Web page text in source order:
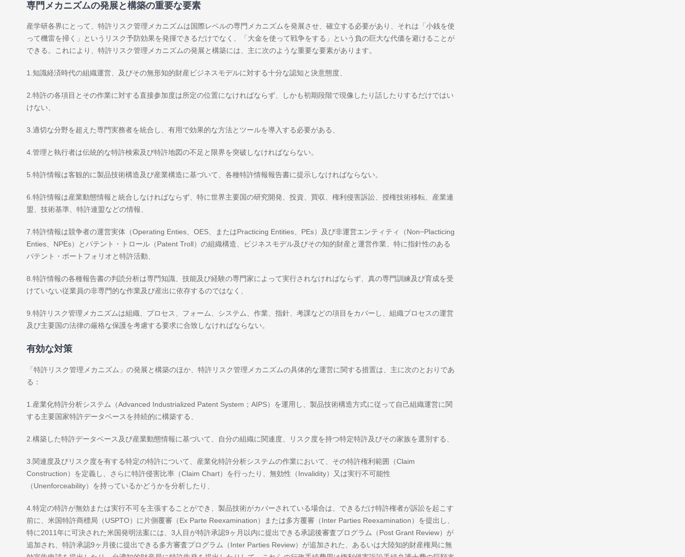
専門メカニズムの発展と構築の重要な要素
産学研各界にとって、特許リスク管理メカニズムは国際レベルの専門メカニズムを発展させ、確立する必要があり、それは「小銭を使
って機雷を掃く」というリスク予防効果を発揮できるだけでなく、「大金を使って戦争をする」という負の巨大な代価を避けることが
できる。これにより、特許リスク管理メカニズムの発展と構築には、主に次のような重要な要素があります。
1.知識経済時代の組織運営、及びその無形知的財産ビジネスモデルに対する十分な認知と決意態度、
2.特許の各項目とその作業に対する直接参加度は所定の位置になければならず、しかも初期段階で現像したり話したりするだけではい
けない、
3.適切な分野を超えた専門実務者を統合し、有用で効果的な方法とツールを導入する必要がある、
4.管理と執行者は伝統的な特許検索及び特許地図の不足と限界を突破しなければならない。
5.特許情報は客観的に製品技術構造及び産業構造に基づいて、各種特許情報報告書に提示しなければならない。
6.特許情報は産業動態情報と統合しなければならず、特に世界主要国の研究開発、投資、買収、権利侵害訴訟、授権技術移転、産業連
盟、技術基準、特許連盟などの情報、
7.特許情報は競争者の運営実体（Operating Enties、OES、またはPracticing Entities、PEs）及び非運営エンティティ（Non−Placticing
Enties、NPEs）とパテント・トロール（Patent Troll）の組織構造、ビジネスモデル及びその知的財産と運営作業、特に指針性のある
パテント・ポートフォリオと特許活動、
8.特許情報の各種報告書の判読分析は専門知識、技能及び経験の専門家によって実行されなければならず、真の専門訓練及び育成を受
けていない従業員の非専門的な作業及び産出に依存するのではなく、
9.特許リスク管理メカニズムは組織、プロセス、フォーム、システム、作業、指針、考課などの項目をカバーし、組織プロセスの運営
及び主要国の法律の厳格な保護を考慮する要求に合致しなければならない。
有効な対策
「特許リスク管理メカニズム」の発展と構築のほか、特許リスク管理メカニズムの具体的な運営に関する措置は、主に次のとおりであ
る：
1.産業化特許分析システム（Advanced Industrialized Patent System；AIPS）を運用し、製品技術構造方式に従って自己組織運営に関
する主要国家特許データベースを持続的に構築する、
2.構築した特許データベース及び産業動態情報に基づいて、自分の組織に関連度、リスク度を持つ特定特許及びその家族を選別する、
3.関連度及びリスク度を有する特定の特許について、産業化特許分析システムの作業において、その特許権利範囲（Claim
Construction）を定義し、さらに特許侵害比率（Claim Chart）を行ったり、無効性（Invalidity）又は実行不可能性
（Unenforceability）を持っているかどうかを分析したり、
4.特定の特許が無効または実行不可を主張することができ、製品技術がカバーされている場合は、できるだけ特許権者が訴訟を起こす
前に、米国特許商標局（USPTO）に片側覆審（Ex Parte Reexamination）または多方覆審（Inter Parties Reexamination）を提出し、
特に2011年に可決された米国発明法案には、3人目が特許承認9ヶ月以内に提出できる承認後審査プログラム（Post Grant Review）が
追加され、特許承認9ヶ月後に提出できる多方審査プログラム（Inter Parties Review）が追加された、あるいは大陸知的財産権局に無